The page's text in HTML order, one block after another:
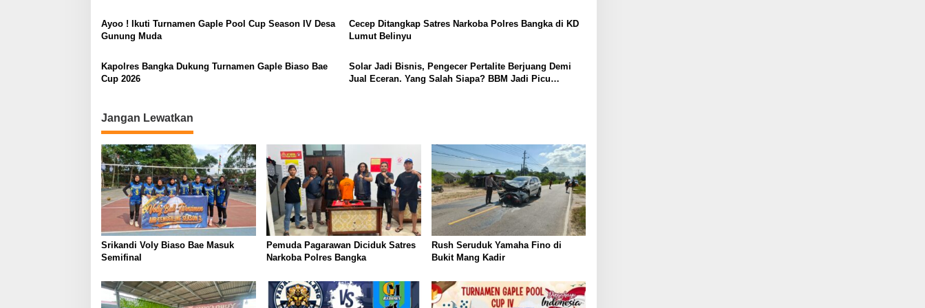
o
s
Ayoo ! Ikuti Turnamen Gaple Pool Cup Season IV Desa
Gunung Muda
Cecep Ditangkap Satres Narkoba Polres Bangka di KD
Lumut Belinyu
Kapolres Bangka Dukung Turnamen Gaple Biaso Bae
Cup 2026
Solar Jadi Bisnis, Pengecer Pertalite Berjuang Demi
Jual Eceran. Yang Salah Siapa? BBM Jadi Picu
Jangan Lewatkan
Srikandi Voly Biaso Bae Masuk
Semifinal
Pemuda Pagarawan Diciduk Satres
Narkoba Polres Bangka
Rush Seruduk Yamaha Fino di
Bukit Mang Kadir